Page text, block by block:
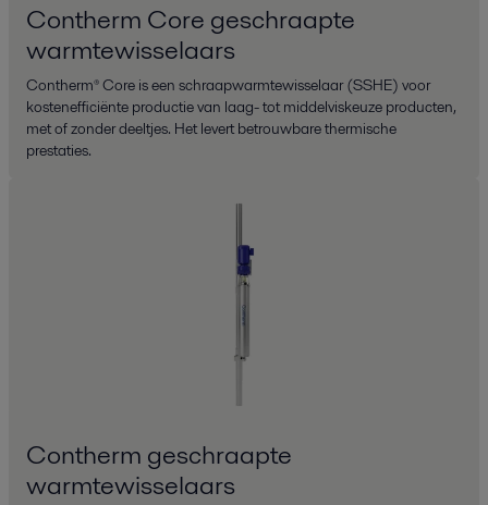
Contherm Core geschraapte
warmtewisselaars
Contherm® Core is een schraapwarmtewisselaar (SSHE) voor
kostenefficiënte productie van laag- tot middelviskeuze producten,
met of zonder deeltjes. Het levert betrouwbare thermische
prestaties.
Contherm geschraapte
warmtewisselaars